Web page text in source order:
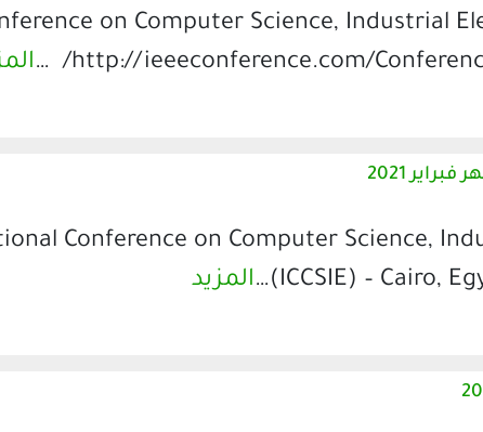
on Computer Science, Industrial
http://ieeeconference.com/Conference/
2021
Conference on Computer Science,
(ICCSIE) – Cairo,
المزيد